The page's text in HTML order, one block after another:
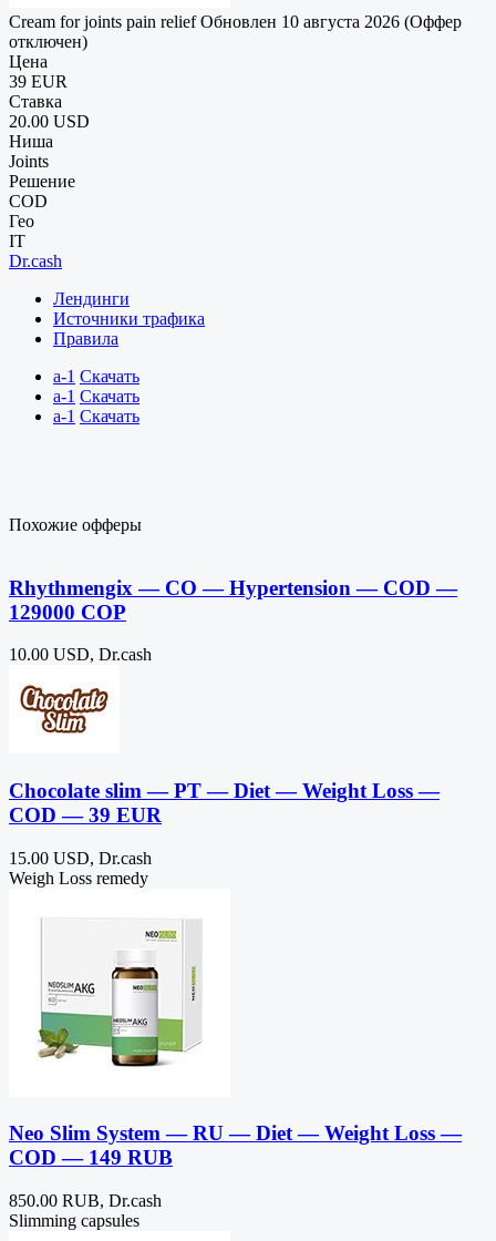
Cream for joints pain reliefОбновлен 10 августа 2026 (Оффер
отключен)
Цена
39 EUR
Ставка
20.00 USD
Ниша
Joints
Решение
COD
Гео
IT
Dr.cash
Лендинги
Источники трафика
Правила
a-1 Скачать
a-1 Скачать
a-1 Скачать
Похожие офферы
Rhythmengix — CO — Hypertension — COD —
129000 COP
10.00 USD, Dr.cash
Сhocolate slim — PT — Diet — Weight Loss —
COD — 39 EUR
15.00 USD, Dr.cash
Weigh Loss remedy
Neo Slim System — RU — Diet — Weight Loss —
COD — 149 RUB
850.00 RUB, Dr.cash
Slimming capsules